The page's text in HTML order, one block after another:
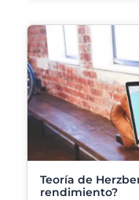
Teoría de
rendimiento?